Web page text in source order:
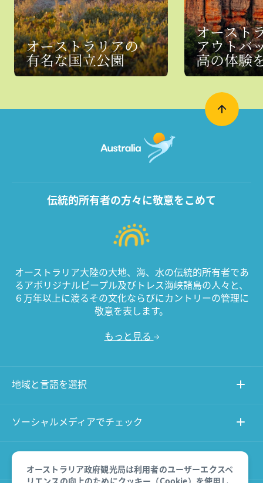
オーストラリアの
有名な国立公園
オースト
アウトバ
高の体験
オーストラリア政府観光局は利用者のユーザーエクスペ
リエンスの向上のためにクッキー（Cookie）を使用し
伝統的所有者の方々に敬意をこめて
オーストラリア大陸の大地、海、水の伝統的所有者であ
るアボリジナルピープル及びトレス海峡諸島の人々と、
６万年以上に渡るその文化ならびにカントリーの管理に
敬意を表します。
もっと見る
地域と言語を選択
ソーシャルメディアでチェック
このサイトについて